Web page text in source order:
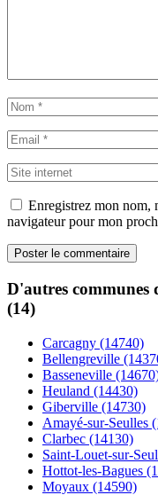
Enregistrez mon nom,
navigateur pour mon
D'autres communes
(14)
Carcagny (14740)
Bellengreville
Basseneville
Heuland (14430)
Giberville (14730)
Amayé-sur-Seulles
Clarbec (14130)
Saint-Louet-sur-
Hottot-les-Bagues
Moyaux (14590)